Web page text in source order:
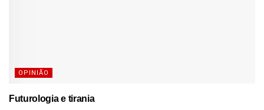
OPINIÃO
Futurologia e tirania